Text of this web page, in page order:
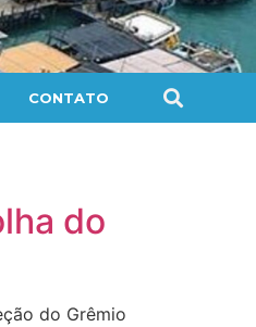
CONTATO
do
do Grêmio